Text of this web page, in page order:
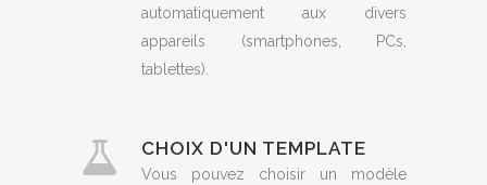
automatiquement aux divers
appareils (smartphones, PCs,
tablettes).
CHOIX D'UN TEMPLATE
Vous pouvez choisir un modèle